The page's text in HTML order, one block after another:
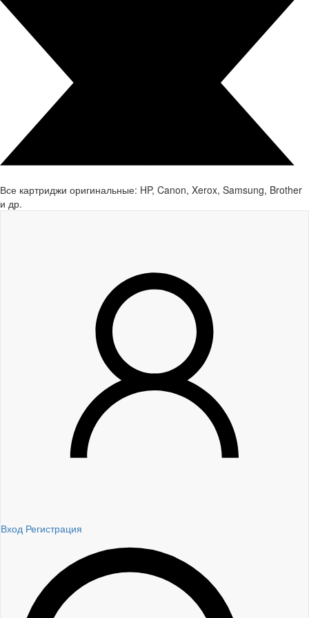
Все картриджи оригинальные: HP, Canon, Xerox, Samsung, Brother
и др.
Вход Регистрация